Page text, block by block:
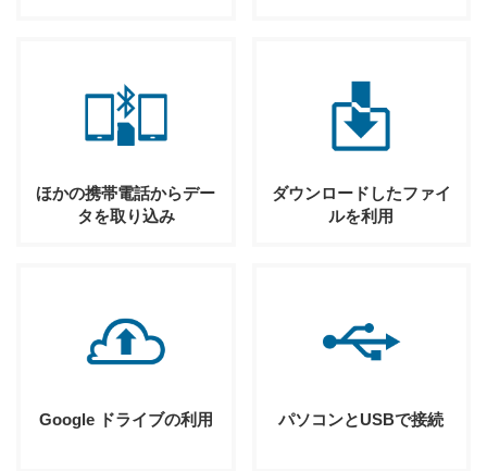
ほかの携帯電話からデー
タを取り込み
ダウンロードしたファイ
ルを利用
Google ドライブの利用 パソコンとUSBで接続